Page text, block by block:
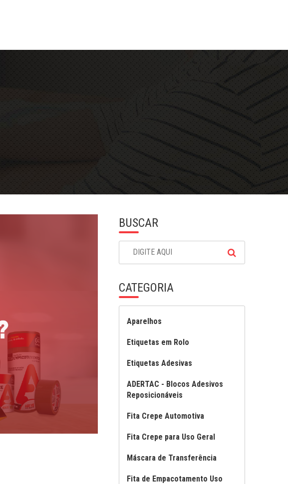
BUSCAR
CATEGORIA
Aparelhos
Etiquetas em Rolo
Etiquetas Adesivas
ADERTAC - Blocos Adesivos
Reposicionáveis
Fita Crepe Automotiva
Fita Crepe para Uso Geral
Máscara de Transferência
Fita de Empacotamento Uso